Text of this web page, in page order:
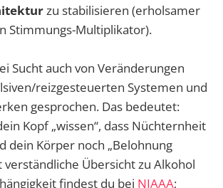
zu stabilisieren (erholsamer
Stimmungs-Multiplikator).
Sucht auch von Veränderungen
reizgesteuerten Systemen und
gesprochen. Das bedeutet:
Kopf „wissen“, dass Nüchternheit
dein Körper noch „Belohnung
verständliche Übersicht zu Alkohol
findest du bei NIAAA;